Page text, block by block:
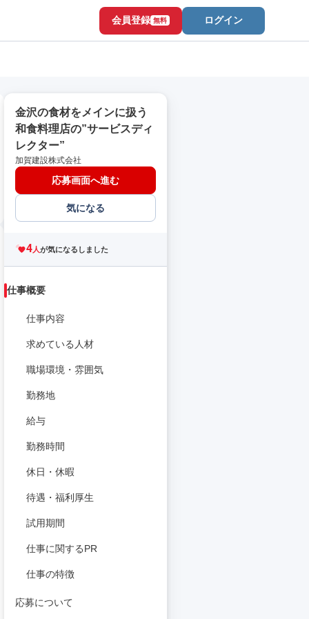
会員登録 無料 ログイン
金沢の食材をメインに扱う
和食料理店の”サービスディ
レクター”
加賀建設株式会社
応募画面へ進む
気になる
4人が気になるしました
仕事概要
仕事内容
求めている人材
職場環境・雰囲気
勤務地
給与
勤務時間
休日・休暇
待遇・福利厚生
試用期間
仕事に関するPR
仕事の特徴
応募について